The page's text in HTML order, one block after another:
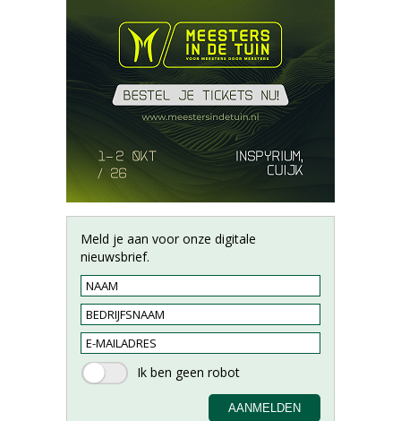
Meld je aan voor onze digitale
nieuwsbrief.